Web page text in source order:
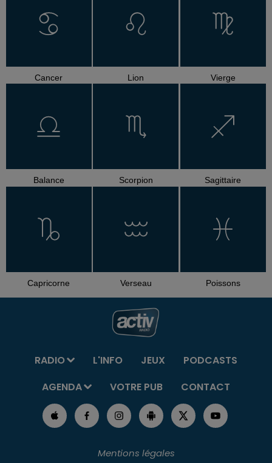
Cancer Lion Vierge
Balance Scorpion Sagittaire
Capricorne Verseau Poissons
RADIO L'INFO JEUX
PODCASTS
AGENDA
VOTRE PUB CONTACT
Mentions légales